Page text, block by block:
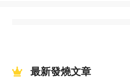
最新發燒文章